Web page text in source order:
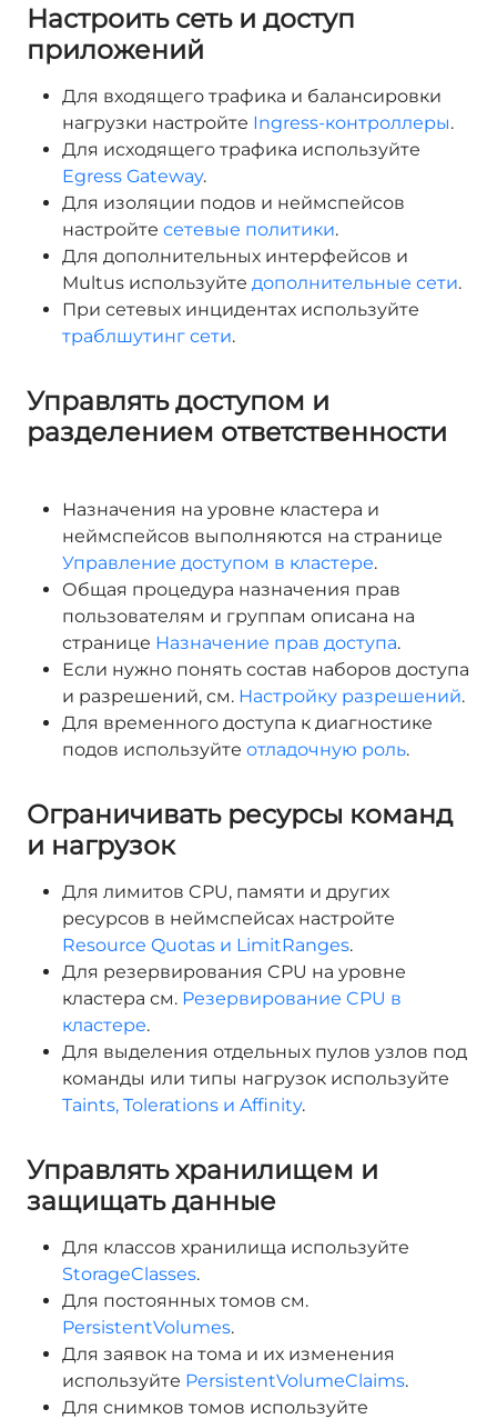
Настроить сеть и доступ
приложений
Для входящего трафика и балансировки
нагрузки настройте Ingress-контроллеры.
Для исходящего трафика используйте
Egress Gateway.
Для изоляции подов и неймспейсов
настройте сетевые политики.
Для дополнительных интерфейсов и
Multus используйте дополнительные сети.
При сетевых инцидентах используйте
траблшутинг сети.
Управлять доступом и
разделением ответственности
Назначения на уровне кластера и
неймспейсов выполняются на странице
Управление доступом в кластере.
Общая процедура назначения прав
пользователям и группам описана на
странице Назначение прав доступа.
Если нужно понять состав наборов доступа
и разрешений, см. Настройку разрешений.
Для временного доступа к диагностике
подов используйте отладочную роль.
Ограничивать ресурсы команд
и нагрузок
Для лимитов CPU, памяти и других
ресурсов в неймспейсах настройте
Resource Quotas и LimitRanges.
Для резервирования CPU на уровне
кластера см. Резервирование CPU в
кластере.
Для выделения отдельных пулов узлов под
команды или типы нагрузок используйте
Taints, Tolerations и Affinity.
Управлять хранилищем и
защищать данные
Для классов хранилища используйте
StorageClasses.
Для постоянных томов см.
PersistentVolumes.
Для заявок на тома и их изменения
используйте PersistentVolumeClaims.
Для снимков томов используйте